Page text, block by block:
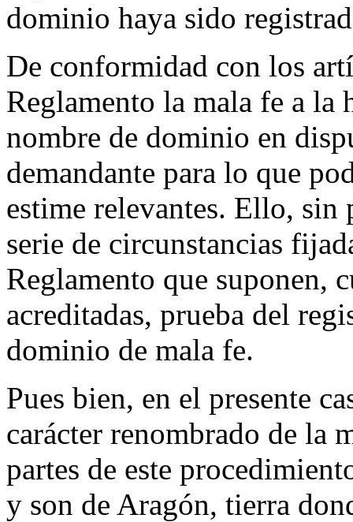
dominio haya sido
De conformidad con los
Reglamento la mala fe a la
nombre de dominio en
demandante para lo que
estime relevantes. Ello,
serie de circunstancias
Reglamento que suponen,
acreditadas, prueba del
dominio de mala fe.
Pues bien, en el presente
carácter renombrado de la
partes de este
y son de Aragón, tierra